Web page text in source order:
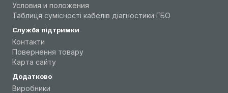
Условия и положения
Таблиця сумісності кабелів діагностики ГБО
Служба підтримки
Контакти
Повернення товару
Карта сайту
Додатково
Виробники